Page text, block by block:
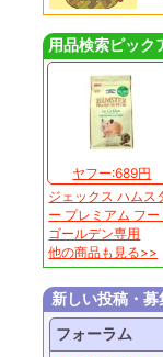
用品検索ピック
ヤフー:689円
ジェックス ハムス
ー プレミアム フー
ゴールデン専用
他の商品も見る>>
新しい投稿・募
フォーラム